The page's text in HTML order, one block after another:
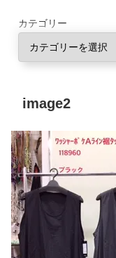
カテゴリー
image2